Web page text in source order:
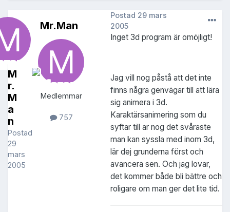
M
r.
M
a
n
Postad
29
mars
2005
Mr.Man
Medlemmar
757
Postad 29 mars
2005
Inget 3d program är omöjligt!
Jag vill nog påstå att det inte
finns några genvägar till att lära
sig animera i 3d.
Karaktärsanimering som du
syftar till ar nog det svåraste
man kan syssla med inom 3d,
lär dej grunderna först och
avancera sen. Och jag lovar,
det kommer både bli bättre och
roligare om man ger det lite tid.